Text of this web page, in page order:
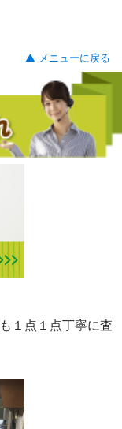
▲ メニューに戻る
１点１点丁寧に査